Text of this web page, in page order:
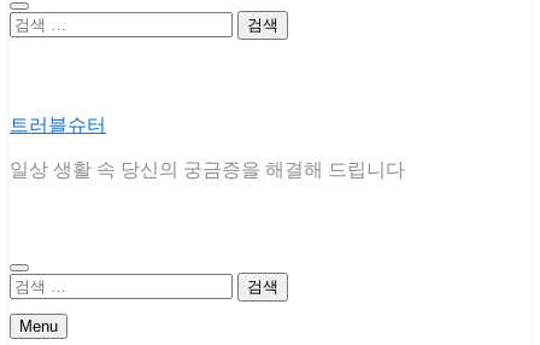
검
트러블슈터
일상 생활 속 당신의 궁금증을 해결해 드립니다
검
Menu